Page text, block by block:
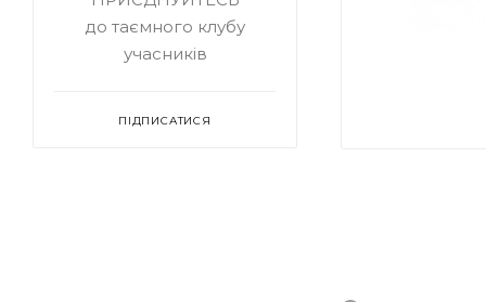
до таємного клубу
учасників
ПІДПИСАТИСЯ